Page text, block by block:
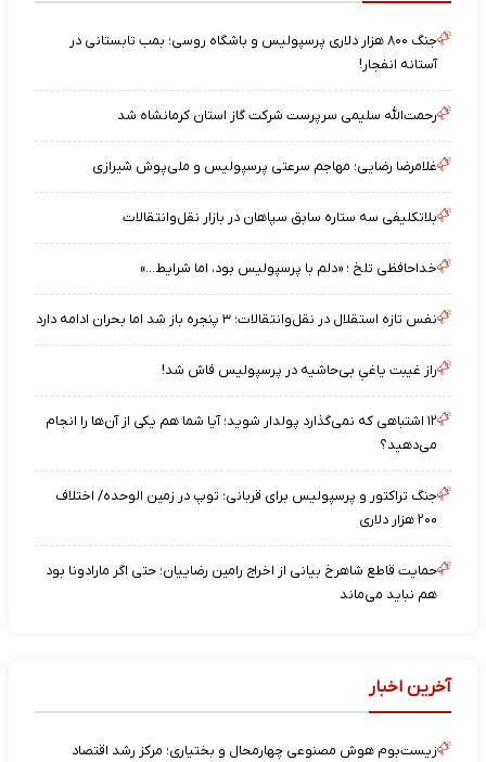
جنگ ۸۰۰ هزار دلاری پرسپولیس و باشگاه روسی؛ بمب تابستانی در
آستانه انفجار!
رحمت‌الله سلیمی سرپرست شرکت گاز استان کرمانشاه شد
غلامرضا رضایی؛ مهاجم سرعتی پرسپولیس و ملی‌پوش شیرازی
بلاتکلیفی سه ستاره سابق سپاهان در بازار نقل‌وانتقالات
خداحافظی تلخ ؛ «دلم با پرسپولیس بود، اما شرایط…»
نفس تازه استقلال در نقل‌وانتقالات؛ ۳ پنجره باز شد اما بحران ادامه دارد
راز غیبت یاغیِ بی‌حاشیه در پرسپولیس فاش شد!
۱۲ اشتباهی که نمی‌گذارد پولدار شوید؛ آیا شما هم یکی از آن‌ها را انجام
می‌دهید؟
جنگ تراکتور و پرسپولیس برای قربانی؛ توپ در زمین الوحده/ اختلاف
۲۰۰ هزار دلاری
حمایت قاطع شاهرخ بیانی از اخراج رامین رضاییان؛ حتی اگر مارادونا بود
هم نباید می‌ماند
آخرین اخبار
زیست‌بوم هوش مصنوعی چهارمحال و بختیاری؛ مرکز رشد اقتصاد